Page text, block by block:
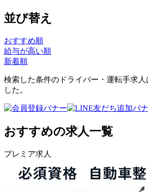
並び替え
おすすめ順
給与が高い順
新着順
検索した条件のドライバー・運転手求
した。
おすすめの求人一覧
プレミア求人